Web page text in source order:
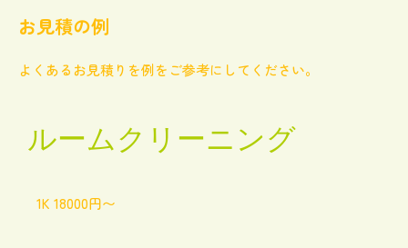
お見積の例
よくあるお見積りを例をご参考にしてください。
ルームクリーニング
1K 18000円〜